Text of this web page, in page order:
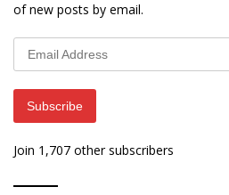
of new posts by email.
Email
Address
Subscribe
Join 1,707 other subscribers